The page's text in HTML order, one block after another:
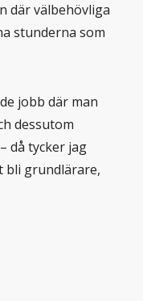
där välbehövliga
stunderna som
jobb där man
dessutom
då tycker jag
bli grundlärare,